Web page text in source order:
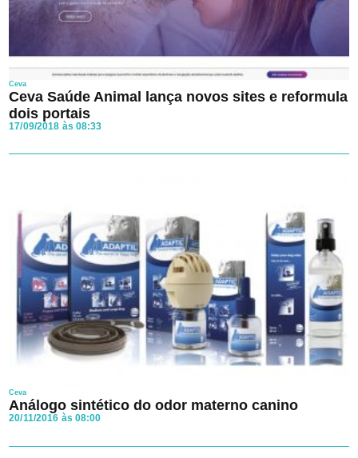
Ceva
Ceva Saúde Animal lança novos sites e reformula
dois portais
17/09/2018 às 08:33
Ceva
Análogo sintético do odor materno canino
20/11/2016 às 08:00